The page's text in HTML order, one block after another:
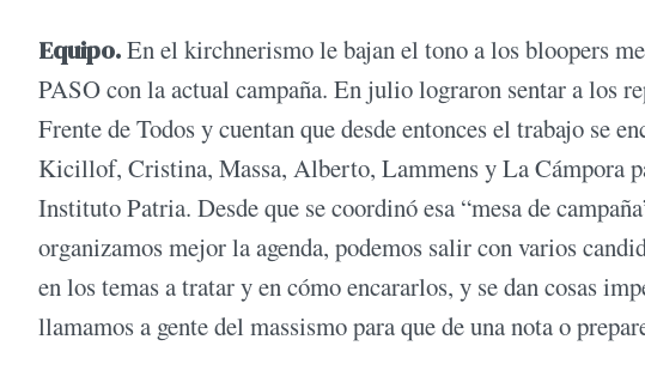
Equipo.En el kirchnerismo le bajan el tono a los bloopers
PASO con la actual campaña. En julio lograron sentar a los
Frente de Todos y cuentan que desde entonces el trabajo se
Kicillof, Cristina, Massa, Alberto, Lammens y La Cámpora
Instituto Patria. Desde que se coordinó esa “mesa de
organizamos mejor la agenda, podemos salir con varios
en los temas a tratar y en cómo encararlos, y se dan cosas
llamamos a gente del massismo para que de una nota o